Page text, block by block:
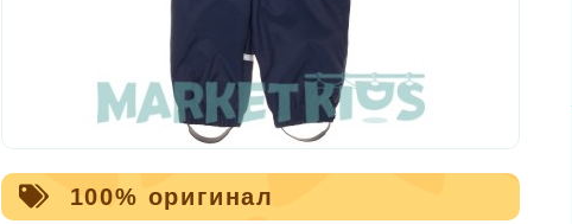
100% оригинал